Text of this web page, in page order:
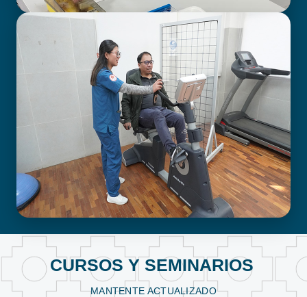
LABORATORIO CLÍNICO
FISIOTERAPIA Y KINESIOLOGÍA
CURSOS Y SEMINARIOS
MANTENTE ACTUALIZADO